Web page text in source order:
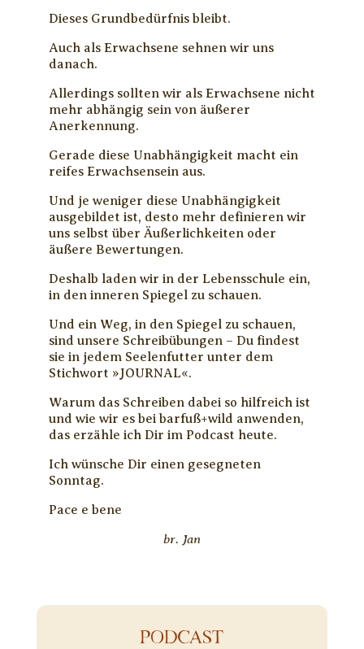
Dieses Grundbedürfnis bleibt.
Auch als Erwachsene sehnen wir uns
danach.
Allerdings sollten wir als Erwachsene nicht
mehr abhängig sein von äußerer
Anerkennung.
Gerade diese Unabhängigkeit macht ein
reifes Erwachsensein aus.
Und je weniger diese Unabhängigkeit
ausgebildet ist, desto mehr definieren wir
uns selbst über Äußerlichkeiten oder
äußere Bewertungen.
Deshalb laden wir in der Lebensschule ein,
in den inneren Spiegel zu schauen.
Und ein Weg, in den Spiegel zu schauen,
sind unsere Schreibübungen – Du findest
sie in jedem Seelenfutter unter dem
Stichwort »JOURNAL«.
Warum das Schreiben dabei so hilfreich ist
und wie wir es bei barfuß+wild anwenden,
das erzähle ich Dir im Podcast heute.
Ich wünsche Dir einen gesegneten
Sonntag.
Pace e bene
br. Jan
PODCAST